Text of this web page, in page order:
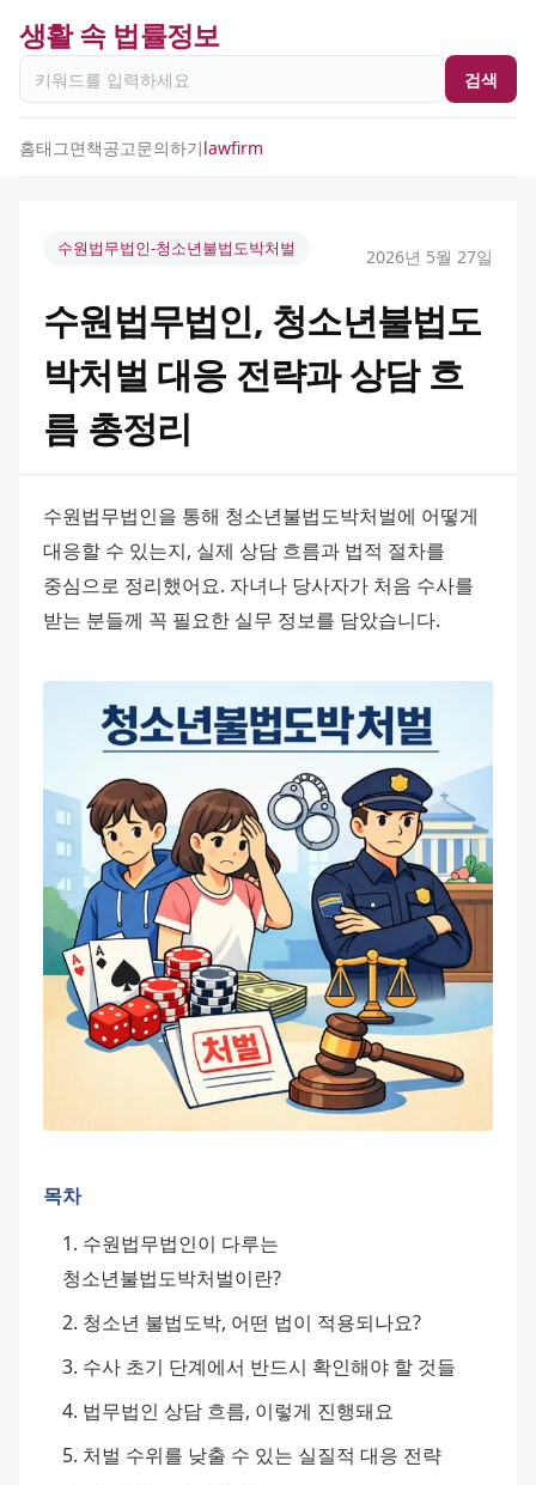
생활 속 법률정보
검색
홈태그면책공고문의하기lawfirm
수원법무법인-청소년불법도박처벌 2026년 5월 27일
수원법무법인, 청소년불법도
박처벌 대응 전략과 상담 흐
름 총정리
수원법무법인을 통해 청소년불법도박처벌에 어떻게
대응할 수 있는지, 실제 상담 흐름과 법적 절차를
중심으로 정리했어요. 자녀나 당사자가 처음 수사를
받는 분들께 꼭 필요한 실무 정보를 담았습니다.
목차
수원법무법인이 다루는
청소년불법도박처벌이란?
청소년 불법도박, 어떤 법이 적용되나요?
수사 초기 단계에서 반드시 확인해야 할 것들
법무법인 상담 흐름, 이렇게 진행돼요
처벌 수위를 낮출 수 있는 실질적 대응 전략